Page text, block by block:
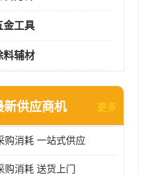
金工具
料辅材
新供应商机 更多
购消耗 一站式供应
购消耗 送货上门